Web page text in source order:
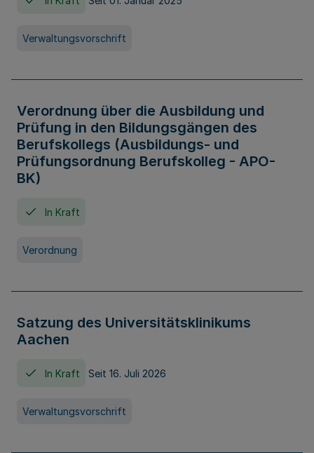
Verwaltungsvorschrift
Verordnung über die Ausbildung und
Prüfung in den Bildungsgängen des
Berufskollegs (Ausbildungs- und
Prüfungsordnung Berufskolleg - APO-
BK)
In Kraft
Verordnung
Satzung des Universitätsklinikums
Aachen
In Kraft Seit 16. Juli 2026
Verwaltungsvorschrift